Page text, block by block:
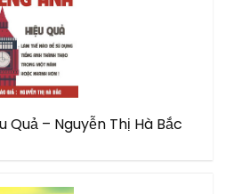
Quả – Nguyễn Thị Hà Bắc